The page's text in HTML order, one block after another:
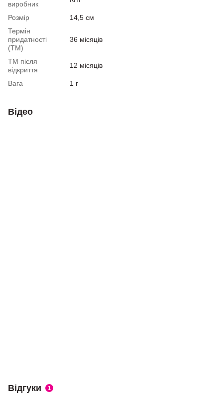
виробник
Розмір
14,5 см
Термін
придатності
(ТМ)
36 місяців
ТМ після
відкриття
12 місяців
Вага 1 г
Відео
Відгуки 1